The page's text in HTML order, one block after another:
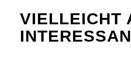
VIELLEICHT